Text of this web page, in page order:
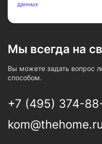
данных
Мы всегда на
Вы можете задать вопрос
способом.
+7 (495) 374-
kom@thehome.ru